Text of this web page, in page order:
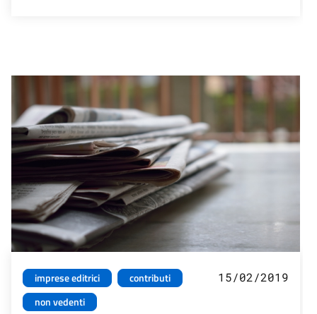
imprese editrici
contributi
non vedenti
15/02/2019